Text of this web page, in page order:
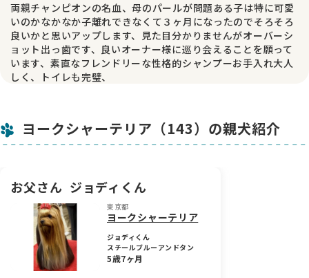
両親チャンピオンの名血、母のパールが問題ある子は特に可愛
いのかなかなか子離れできなくて３ヶ月になったのでそろそろ
良いかと思いアップします、見た目分かりませんがオーバーシ
ョット出っ歯です、良いオーナー様に巡り会えることを願って
います、素直なフレンドリーな性格的シャンプーお手入れ大人
しく、トイレも完璧、
ヨークシャーテリア（143）の親犬紹介
お父さん ジョディくん
東京都
ヨークシャーテリア
ジョディくん
スチールブルーアンドタン
5歳7ヶ月